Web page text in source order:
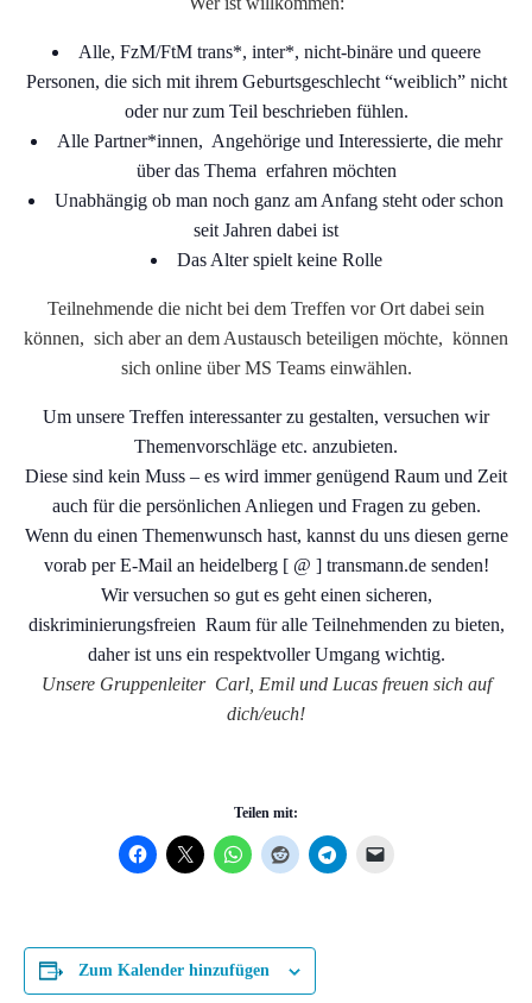
Alle, FzM/FtM trans*, inter*, nicht-binäre und queere
Personen, die sich mit ihrem Geburtsgeschlecht “weiblich” nicht
oder nur zum Teil beschrieben fühlen.
Alle Partner*innen, Angehörige und Interessierte, die mehr
über das Thema erfahren möchten
Unabhängig ob man noch ganz am Anfang steht oder schon
seit Jahren dabei ist
Das Alter spielt keine Rolle
Teilnehmende die nicht bei dem Treffen vor Ort dabei sein
können, sich aber an dem Austausch beteiligen möchte, können
sich online über MS Teams einwählen.
Um unsere Treffen interessanter zu gestalten, versuchen wir
Themenvorschläge etc. anzubieten.
Diese sind kein Muss – es wird immer genügend Raum und Zeit
auch für die persönlichen Anliegen und Fragen zu geben.
Wenn du einen Themenwunsch hast, kannst du uns diesen gerne
vorab per E-Mail an heidelberg [ @ ] transmann.de senden!
Wir versuchen so gut es geht einen sicheren,
diskriminierungsfreien Raum für alle Teilnehmenden zu bieten,
daher ist uns ein respektvoller Umgang wichtig.
Unsere Gruppenleiter Carl, Emil und Lucas freuen sich auf
dich/euch!
Teilen mit:
Zum Kalender hinzufügen